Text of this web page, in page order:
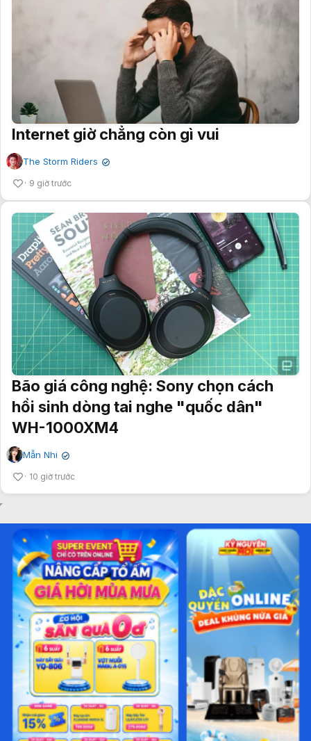
Internet giờ chẳng còn gì vui
The Storm Riders ✔
9 giờ trước
Bão giá công nghệ: Sony chọn cách
hồi sinh dòng tai nghe "quốc dân"
WH-1000XM4
Mẫn Nhi ✔
10 giờ trước